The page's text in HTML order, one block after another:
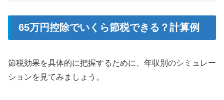
65万円控除でいくら節税できる？計算例
節税効果を具体的に把握するために、年収別のシミュレー
ションを見てみましょう。